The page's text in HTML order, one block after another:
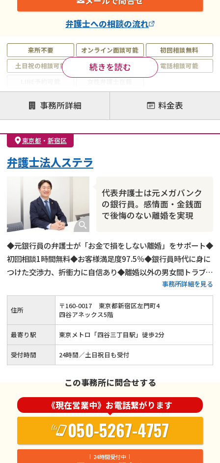
来所不要 オンライン面談可能
初回相談無料
土日祝の相談可能
19時以降電話可能
電話相談可能
注力案件
離婚前相談
離婚調停
離婚裁判
親権・面会交流権
DV
モラハラ
不貞・不倫慰謝料請求
財産分与
続きを読む
弁護士への相談の流れ
事務所詳細 料金表
東京都 ・ 新宿区
代表弁護士は元メガバンク
の銀行員。感情面・金銭面
で後悔のない離婚を実現
弁護士法人ステラ
◆元銀行員の弁護士が「お金で損をしない離婚」をサポート◆
初回相談1時間無料◆お客様満足度97.5％◆銀行員時代に身に
つけた交渉力、折衝力に自信あり◆離婚以外の男女間トラブル
にも対応◆東京メトロ丸の内線四谷三丁目駅より徒歩2分の好
立地
事務所詳細を見る
住所 〒160-0017
東京都新宿区左門町4
四谷アネックス5階
最寄り駅 東京メトロ「四谷三丁目駅」徒歩2分
受付時間 24時間／土日祝日も受付
この事務所に問合せする
《現在営業中》お電話繋がります
050-5267-4757
24時間受付中